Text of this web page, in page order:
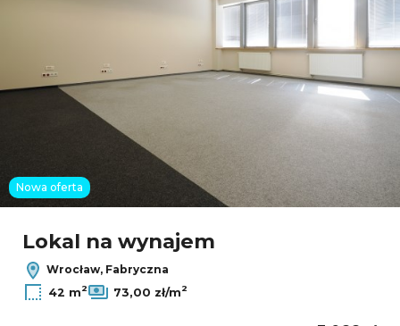
Nowa oferta
Lokal na wynajem
Wrocław, Fabryczna
42 m2 73,00 zł/m2